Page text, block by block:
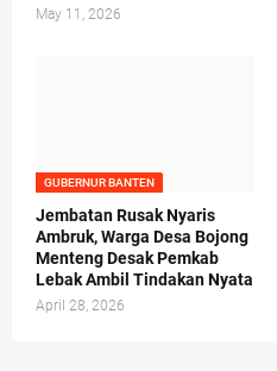
May 11, 2026
GUBERNUR BANTEN
Jembatan Rusak Nyaris
Ambruk, Warga Desa Bojong
Menteng Desak Pemkab
Lebak Ambil Tindakan Nyata
April 28, 2026